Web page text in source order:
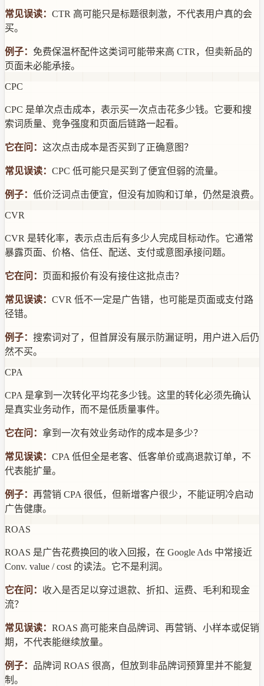
常见误读： CTR 高可能只是标题很刺激，不代表用户真的会
买。
例子： 免费保温杯配件这类词可能带来高 CTR，但卖新品的
页面未必能承接。
CPC
CPC 是单次点击成本，表示买一次点击花多少钱。它要和搜
索词质量、竞争强度和页面后链路一起看。
它在问： 这次点击成本是否买到了正确意图？
常见误读： CPC 低可能只是买到了便宜但弱的流量。
例子： 低价泛词点击便宜，但没有加购和订单，仍然是浪费。
CVR
CVR 是转化率，表示点击后有多少人完成目标动作。它通常
暴露页面、价格、信任、配送、支付或意图承接问题。
它在问： 页面和报价有没有接住这批点击？
常见误读： CVR 低不一定是广告错，也可能是页面或支付路
径错。
例子： 搜索词对了，但首屏没有展示防漏证明，用户进入后仍
然不买。
CPA
CPA 是拿到一次转化平均花多少钱。这里的转化必须先确认
是真实业务动作，而不是低质量事件。
它在问： 拿到一次有效业务动作的成本是多少？
常见误读： CPA 低但全是老客、低客单价或高退款订单，不
代表能扩量。
例子： 再营销 CPA 很低，但新增客户很少，不能证明冷启动
广告健康。
ROAS
ROAS 是广告花费换回的收入回报，在 Google Ads 中常接近
Conv. value / cost 的读法。它不是利润。
它在问： 收入是否足以穿过退款、折扣、运费、毛利和现金
流？
常见误读： ROAS 高可能来自品牌词、再营销、小样本或促销
期，不代表能继续放量。
例子： 品牌词 ROAS 很高，但放到非品牌词预算里并不能复
制。